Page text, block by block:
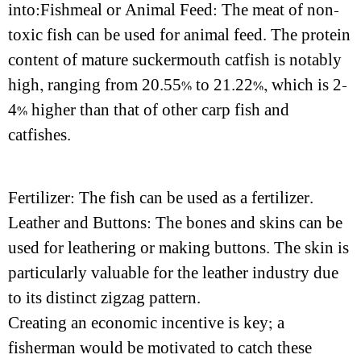
into:Fishmeal or Animal Feed: The meat of non-
toxic fish can be used for animal feed. The protein
content of mature suckermouth catfish is notably
high, ranging from 20.55% to 21.22%, which is 2-
4% higher than that of other carp fish and
catfishes.
Fertilizer: The fish can be used as a fertilizer.
Leather and Buttons: The bones and skins can be
used for leathering or making buttons. The skin is
particularly valuable for the leather industry due
to its distinct zigzag pattern.
Creating an economic incentive is key; a
fisherman would be motivated to catch these